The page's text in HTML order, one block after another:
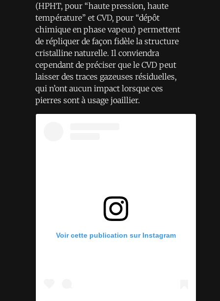
(HPHT, pour “haute pression, haute
température” et CVD, pour “dépôt
chimique en phase vapeur) permettent
de répliquer de façon fidèle la structure
cristalline naturelle. Il conviendra
cependant de préciser que le CVD peut
laisser des traces gazeuses résiduelles,
qui n’ont aucun impact lorsque ces
pierres sont à usage joaillier.
Voir cette publication sur Instagram